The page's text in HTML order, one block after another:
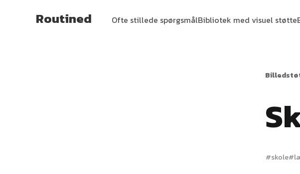
Routined Ofte stillede spørgsmålBibliotek med visuel støtte
#skole#